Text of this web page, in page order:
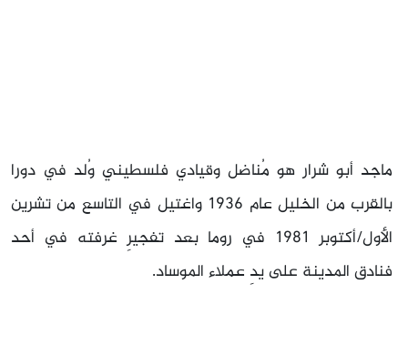
ماجد أبو شرار هو مُناضل وقيادي فلسطيني وُلد في دورا
بالقرب من الخليل عام 1936 واغتيل في التاسع من تشرين
الأول/أكتوبر 1981 في روما بعد تفجيرِ غرفته في أحد
فنادق المدينة على يدِ عملاء الموساد.